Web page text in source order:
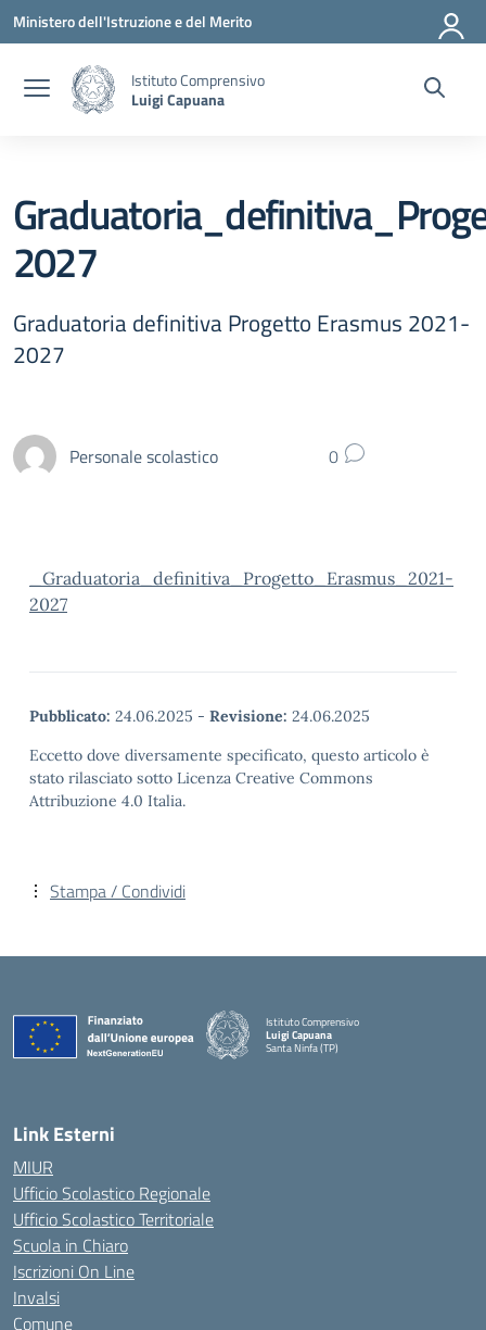
Vai ai contenuti
Vai al menu di navigazione
Vai al footer
Ministero dell'Istruzione e del Merito
Istituto Comprensivo
Luigi Capuana
2027
Graduatoria definitiva Progetto Erasmus 2021-
2027
Personale scolastico 0
_Graduatoria_definitiva_Progetto_Erasmus_2021-
2027
Pubblicato: 24.06.2025 - Revisione: 24.06.2025
Eccetto dove diversamente specificato, questo articolo è
stato rilasciato sotto Licenza Creative Commons
Attribuzione 4.0 Italia.
Stampa / Condividi
Istituto Comprensivo
Luigi Capuana
Santa Ninfa (TP)
Link Esterni
MIUR
Ufficio Scolastico Regionale
Ufficio Scolastico Territoriale
Scuola in Chiaro
Iscrizioni On Line
Invalsi
Comune